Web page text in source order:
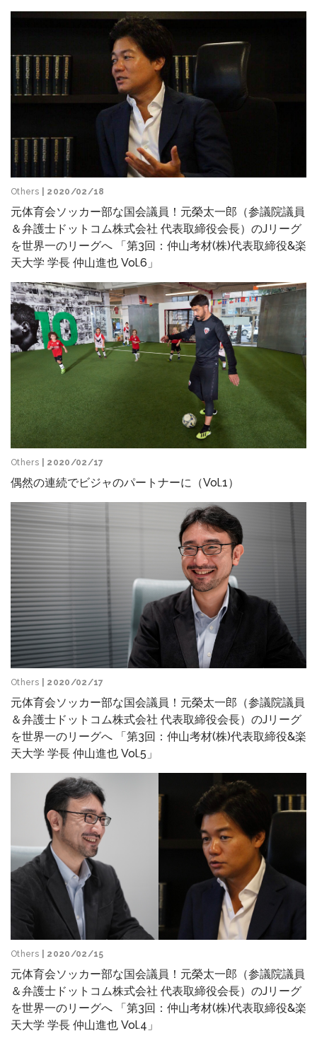
Others | 2020/02/18
元体育会ソッカー部な国会議員！元榮太一郎（参議院議員
＆弁護士ドットコム株式会社 代表取締役会長）のJリーグ
を世界一のリーグへ 「第3回：仲山考材(株)代表取締役&楽
天大学 学長 仲山進也 Vol.6」
Others | 2020/02/17
偶然の連続でビジャのパートナーに（Vol.1）
Others | 2020/02/17
元体育会ソッカー部な国会議員！元榮太一郎（参議院議員
＆弁護士ドットコム株式会社 代表取締役会長）のJリーグ
を世界一のリーグへ 「第3回：仲山考材(株)代表取締役&楽
天大学 学長 仲山進也 Vol.5」
Others | 2020/02/15
元体育会ソッカー部な国会議員！元榮太一郎（参議院議員
＆弁護士ドットコム株式会社 代表取締役会長）のJリーグ
を世界一のリーグへ 「第3回：仲山考材(株)代表取締役&楽
天大学 学長 仲山進也 Vol.4」